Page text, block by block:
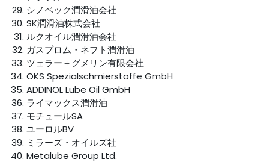
シノペック潤滑油会社
SK潤滑油株式会社
ルクオイル潤滑油会社
ガスプロム・ネフト潤滑油
ツェラー＋グメリン有限会社
OKS Spezialschmierstoffe GmbH
ADDINOL Lube Oil GmbH
ライマックス潤滑油
モチュールSA
ユーロルBV
ミラーズ・オイルズ社
Metalube Group Ltd.